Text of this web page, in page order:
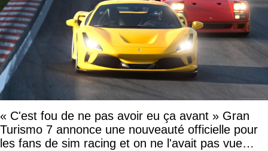
« C'est fou de ne pas avoir eu ça avant » Gran
Turismo 7 annonce une nouveauté officielle pour
les fans de sim racing et on ne l'avait pas vue